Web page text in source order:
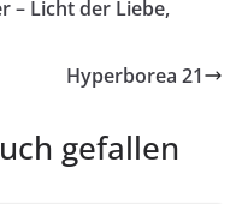
– Licht der Liebe,
Hyperborea 21
gefallen